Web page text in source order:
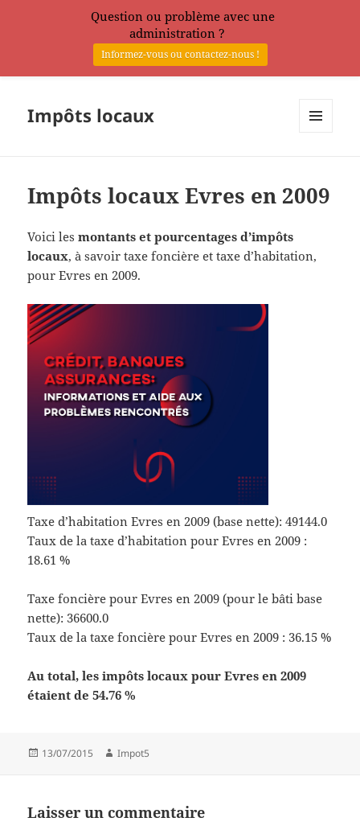
Impôts locaux
Impôts locaux Evres en 2009
Voici lesmontants et pourcentages d’impôts
locaux, à savoir taxe foncière et taxe d’habitation,
pour Evres en 2009.
Taxe d’habitation Evres en 2009 (base nette): 49144.0
Taux de la taxe d’habitation pour Evres en 2009 :
18.61 %
Taxe foncière pour Evres en 2009 (pour le bâti base
nette): 36600.0
Taux de la taxe foncière pour Evres en 2009 : 36.15 %
Au total, les impôts locaux pour Evres en 2009
étaient de 54.76 %
Publié
13/07/2015 Auteur
Impot5
Laisser un commentaire
Question ou problème avec une
administration ?
Informez-vous ou contactez-nous !